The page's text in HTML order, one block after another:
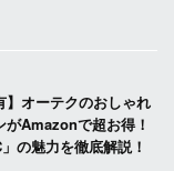
】オーテクのおしゃれ
がAmazonで超お得！
の魅力を徹底解説！